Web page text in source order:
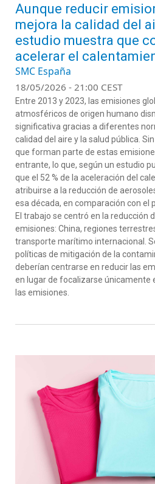
Aunque reducir
mejora la calidad del
estudio muestra que
acelerar el
SMC España
18/05/2026 - 21:00 CEST
Entre 2013 y 2023, las emisiones
atmosféricos de origen humano
significativa gracias a diferentes
calidad del aire y la salud pública .
que forman parte de estas
entrante, lo que, según un estudio
que el 52 % de la aceleración del
atribuirse a la reducción de
esa década, en comparación con el
El trabajo se centró en la reducción
emisiones: China, regiones
transporte marítimo internacional
políticas de mitigación de la
deberían centrarse en reducir las
en lugarde focalizarse únicamente
las emisiones